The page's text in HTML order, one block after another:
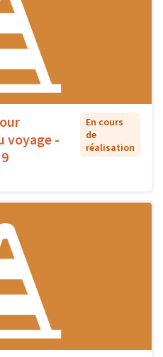
voyage -
En cours
de
réalisation